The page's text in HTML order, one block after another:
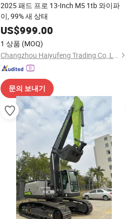
2025 패드 프로 13-Inch M5 1tb 와이파
이, 99% 새 상태
US$999.00
1 상품 (MOQ)
Changzhou Haiyufeng Trading Co, Ltd.
문의 보내기